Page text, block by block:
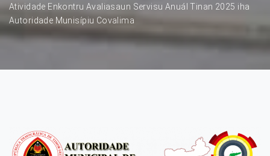
Atividade Enkontru Avaliasaun Servisu Anuál Tinan 2025 iha
Autoridade Munisípiu Covalima